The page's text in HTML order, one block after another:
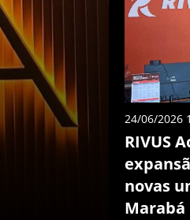
24/06/2026
RIVUS
novas
Marabá